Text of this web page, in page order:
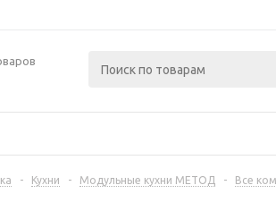
- Кухни - Модульные кухни МЕТОД - Все